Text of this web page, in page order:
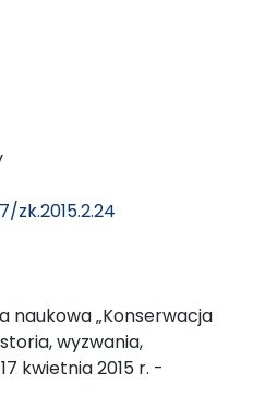
zk.2015.2.24
naukowa „Konserwacja
wyzwania,
kwietnia 2015 r. -